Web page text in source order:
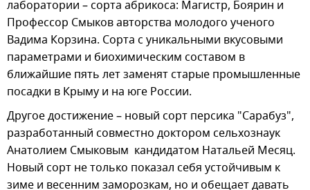
лаборатории – сорта абрикоса: Магистр, Боярин и
Профессор Смыков авторства молодого ученого
Вадима Корзина. Сорта с уникальными вкусовыми
параметрами и биохимическим составом в
ближайшие пять лет заменят старые промышленные
посадки в Крыму и на юге России.
Другое достижение – новый сорт персика "Сарабуз",
разработанный совместно доктором сельхознаук
Анатолием Смыковым кандидатом Натальей Месяц.
Новый сорт не только показал себя устойчивым к
зиме и весенним заморозкам, но и обещает давать